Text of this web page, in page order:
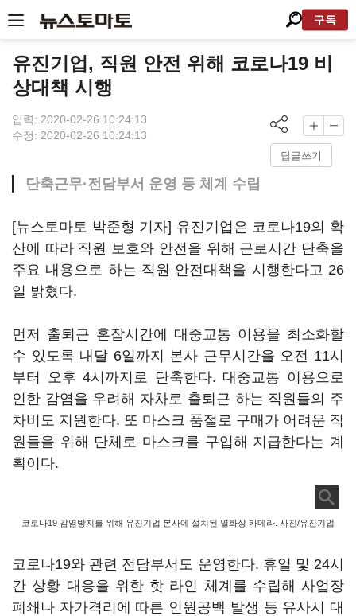
구독
유진기업, 직원 안전 위해 코로나19 비
상대책 시행
입력: 2020-02-26 10:24:13
수정: 2020-02-26 10:24:13
답글쓰기
단축근무·전담부서 운영 등 체계 수립
[뉴스토마토 박준형 기자] 유진기업은 코로나19의 확
산에 따라 직원 보호와 안전을 위해 근로시간 단축을
주요 내용으로 하는 직원 안전대책을 시행한다고 26
일 밝혔다.
먼저 출퇴근 혼잡시간에 대중교통 이용을 최소화할
수 있도록 내달 6일까지 본사 근무시간을 오전 11시
부터 오후 4시까지로 단축한다. 대중교통 이용으로
인한 감염을 우려해 자차로 출퇴근 하는 직원들의 주
차비도 지원한다. 또 마스크 품절로 구매가 어려운 직
원들을 위해 단체로 마스크를 구입해 지급한다는 계
획이다.
코로나19 감염방지를 위해 유진기업 본사에 설치된 열화상 카메라. 사진/유진기업
코로나19와 관련 전담부서도 운영한다. 휴일 및 24시
간 상황 대응을 위한 핫 라인 체계를 수립해 사업장
폐쇄나 자가격리에 따른 인원공백 발생 등 유사시 대